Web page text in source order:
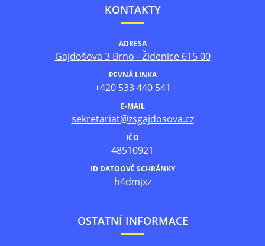
KONTAKTY
ADRESA
Gajdošova 3 Brno - Židenice 615 00
PEVNÁ LINKA
+420 533 440 541
E-MAIL
sekretariat@zsgajdosova.cz
IČO
48510921
ID DATOOVÉ SCHRÁNKY
h4dmjxz
OSTATNÍ INFORMACE